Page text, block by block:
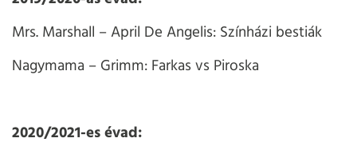
Mrs. Marshall – April De Angelis: Színházi bestiák
Nagymama – Grimm: Farkas vs Piroska
2020/2021-es évad: